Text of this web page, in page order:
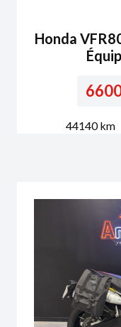
Honda
44140km